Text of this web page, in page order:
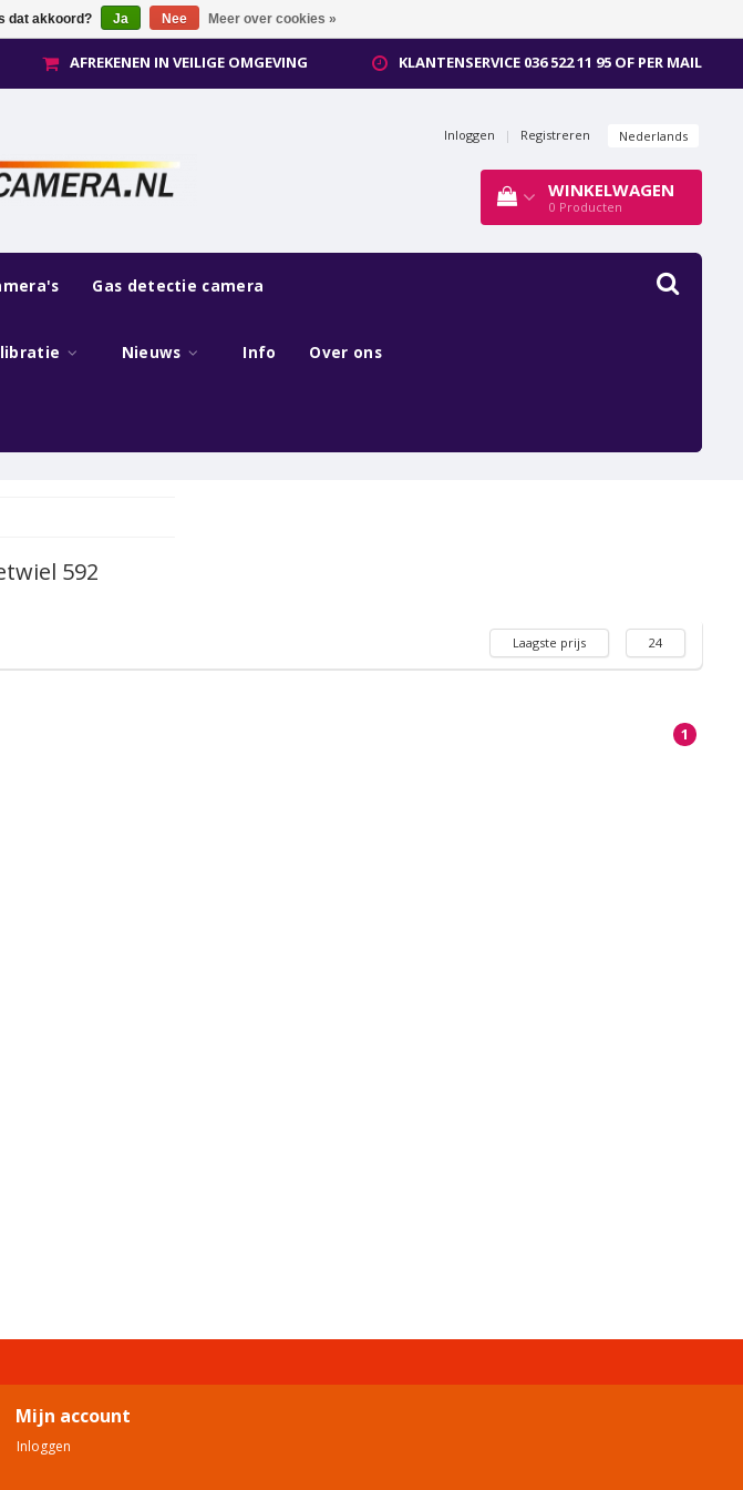
AFREKENEN IN VEILIGE OMGEVING KLANTENSERVICE 036 522 11 95 OF PER MAIL
Inloggen | Registreren Nederlands
WINKELWAGEN
0 Producten
Gas detectie camera
Nieuws Info Over ons
592
Laagste prijs 24
1
Mijn account
Inloggen
dat akkoord? Ja Nee Meer over cookies »